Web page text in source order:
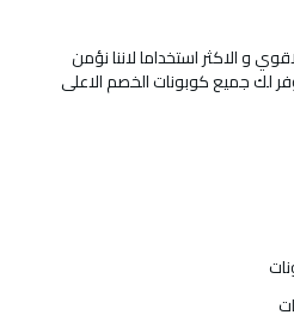
و اكواد خصم 2026 الاقوي و الاكثر استخداما لاننا نؤمن
لك جميع كوبونات الخصم الاعلى